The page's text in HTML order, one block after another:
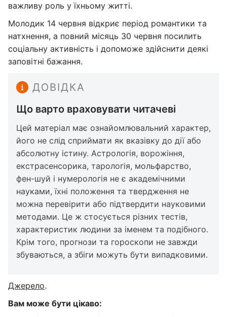
важливу роль у їхньому житті.
Молодик 14 червня відкриє період романтики та
натхнення, а повний місяць 30 червня посилить
соціальну активність і допоможе здійснити деякі
заповітні бажання.
ДОВІДКА
Що варто враховувати читачеві
Цей матеріал має ознайомлювальний характер,
його не слід сприймати як вказівку до дії або
абсолютну істину. Астрологія, ворожіння,
екстрасенсорика, тарологія, мольфарство,
фен-шуй і нумерологія не є академічними
науками, їхні положення та твердження не
можна перевірити або підтвердити науковими
методами. Це ж стосується різних тестів,
характеристик людини за іменем та подібного.
Крім того, прогнози та гороскопи не завжди
збуваються, а збіги можуть бути випадковими.
Джерело.
Вам може бути цікаво: